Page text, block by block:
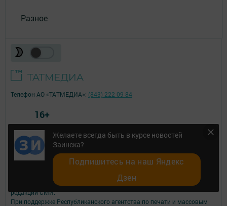
Разное
Желаете всегда быть в курсе новостей
Заинска?
Подпишитесь на наш Яндекс
Дзен
© 2011 - 2026. Заинск-информ. Все права защищены.
© ТАТМЕДИА. Все материалы, размещенные на сайте, защищены
законом.
Перепечатка, воспроизведение и распространение в любом объеме
размещенной на сайте, возможна только с письменного согласия
редакций СМИ.
При поддержке Республиканского агентства по печати и массовым
Телефон АО «ТАТМЕДИА»: (843) 222 09 84
16+